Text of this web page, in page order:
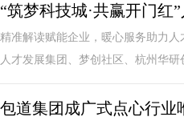
“筑梦科技城·共赢开门红
精准解读赋能企业，暖心服务助力
人才发展集团、梦创社区、杭州华
包道集团成广式点心行业